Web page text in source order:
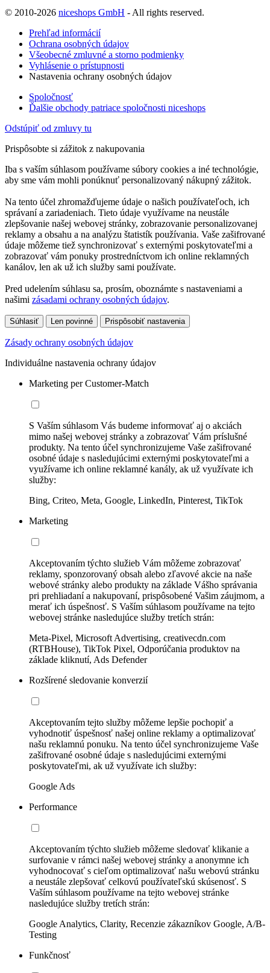
© 2010-2026 niceshops GmbH - All rights reserved.
Prehľad informácií
Ochrana osobných údajov
Všeobecné zmluvné a storno podmienky
Vyhlásenie o prístupnosti
Nastavenia ochrany osobných údajov
Spoločnosť
Ďalšie obchody patriace spoločnosti niceshops
Odstúpiť od zmluvy tu
Prispôsobte si zážitok z nakupovania
Iba s vaším súhlasom používame súbory cookies a iné technológie,
aby sme vám mohli ponúknuť personalizovaný nákupný zážitok.
Na tento účel zhromažďujeme údaje o našich používateľoch, ich
správaní a zariadeniach. Tieto údaje využívame na neustále
zlepšovanie našej webovej stránky, zobrazovanie personalizovanej
reklamy a obsahu a na analýzu štatistík používania. Vaše zašifrované
údaje môžeme tiež synchronizovať s externými poskytovateľmi a
zobrazovať vám ponuky prostredníctvom ich online reklamných
kanálov, len ak už ich služby sami používate.
Pred udelením súhlasu sa, prosím, oboznámte s nastaveniami a
našimi zásadami ochrany osobných údajov.
Súhlasiť Len povinné Prispôsobiť nastavenia
Zásady ochrany osobných údajov
Individuálne nastavenia ochrany údajov
Marketing per Customer-Match
S Vaším súhlasom Vás budeme informovať aj o akciách
mimo našej webovej stránky a zobrazovať Vám príslušné
produkty. Na tento účel synchronizujeme Vaše zašifrované
osobné údaje s nasledujúcimi externými poskytovateľmi a
využívame ich online reklamné kanály, ak už využívate ich
služby:
Bing, Criteo, Meta, Google, LinkedIn, Pinterest, TikTok
Marketing
Akceptovaním týchto služieb Vám môžeme zobrazovať
reklamy, sponzorovaný obsah alebo zľavové akcie na naše
webové stránky alebo produkty na základe Vášho správania
pri prehliadaní a nakupovaní, prispôsobené Vašim záujmom, a
merať ich úspešnosť. S Vaším súhlasom používame na tejto
webovej stránke nasledujúce služby tretích strán:
Meta-Pixel, Microsoft Advertising, creativecdn.com
(RTBHouse), TikTok Pixel, Odporúčania produktov na
základe kliknutí, Ads Defender
Rozšírené sledovanie konverzií
Akceptovaním tejto služby môžeme lepšie pochopiť a
vyhodnotiť úspešnosť našej online reklamy a optimalizovať
našu reklamnú ponuku. Na tento účel synchronizujeme Vaše
zašifrované osobné údaje s nasledujúcimi externými
poskytovateľmi, ak už využívate ich služby:
Google Ads
Performance
Akceptovaním týchto služieb môžeme sledovať klikanie a
surfovanie v rámci našej webovej stránky a anonymne ich
vyhodnocovať s cieľom optimalizovať našu webovú stránku
a neustále zlepšovať celkovú používateľskú skúsenosť. S
Vaším súhlasom používame na tejto webovej stránke
nasledujúce služby tretích strán:
Google Analytics, Clarity, Recenzie zákazníkov Google, A/B-
Testing
Funkčnosť